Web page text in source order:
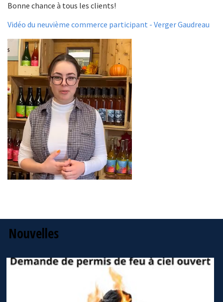
Bonne chance à tous les clients!
Vidéo du neuvième commerce participant - Verger Gaudreau
Nouvelles